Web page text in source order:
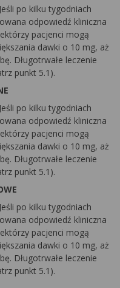
po kilku tygodniach
odpowiedź kliniczna
pacjenci mogą
dawki o 10 mg, aż
Długotrwałe leczenie
punkt 5.1).
po kilku tygodniach
odpowiedź kliniczna
pacjenci mogą
dawki o 10 mg, aż
Długotrwałe leczenie
punkt 5.1).
po kilku tygodniach
odpowiedź kliniczna
pacjenci mogą
dawki o 10 mg, aż
Długotrwałe leczenie
punkt 5.1).